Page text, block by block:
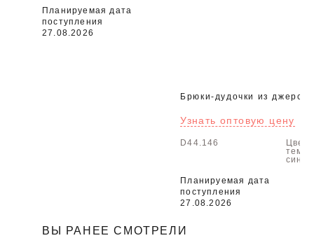
Планируемая дата
поступления
27.08.2026
Брюки-дудочки из джерси
Планируемая дата
поступления
27.08.2026
Узнать оптовую цену
D44.146
Цвет:
синий
ВЫ РАНЕЕ СМОТРЕЛИ